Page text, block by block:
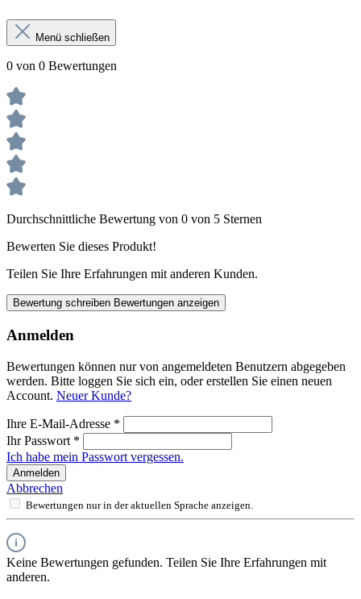
Menü schließen
0 von 0 Bewertungen
Durchschnittliche Bewertung von 0 von 5 Sternen
Bewerten Sie dieses Produkt!
Teilen Sie Ihre Erfahrungen mit anderen Kunden.
Bewertung schreiben Bewertungen anzeigen
Anmelden
Bewertungen können nur von angemeldeten Benutzern abgegeben
werden. Bitte loggen Sie sich ein, oder erstellen Sie einen neuen
Account. Neuer Kunde?
Ihre E-Mail-Adresse *
Ihr Passwort *
Ich habe mein Passwort vergessen.
Anmelden
Abbrechen
Bewertungen nur in der aktuellen Sprache anzeigen.
Keine Bewertungen gefunden. Teilen Sie Ihre Erfahrungen mit
anderen.